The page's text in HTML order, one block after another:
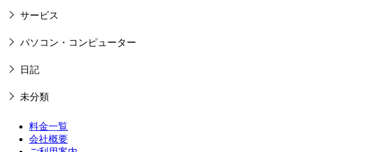
サービス
パソコン・コンピューター
日記
未分類
料金一覧
会社概要